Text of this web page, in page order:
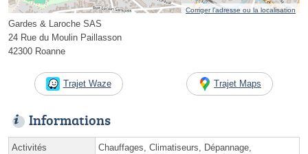
Corriger l’adresse ou la localisation
Gardes & Laroche SAS
24 Rue du Moulin Paillasson
42300 Roanne
Trajet Waze Trajet Maps
Informations
Activités
Chauffages, Climatiseurs, Dépannage,